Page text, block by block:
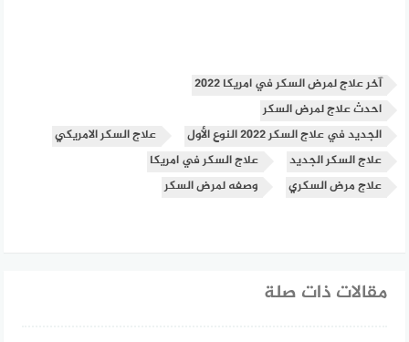
آخر علاج لمرض السكر في امريكا 2022
احدث علاج لمرض السكر
الجديد في علاج السكر 2022 النوع الأول
علاج السكر الامريكي
علاج السكر الجديد
علاج السكر في امريكا
علاج مرض السكري
وصفه لمرض السكر
مقالات ذات صلة